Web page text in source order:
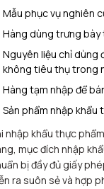
Mẫu phục vụ nghiên
Hàng dùng trưng bày
Nguyên liệu chỉ dùng
không tiêu thụ trong
Hàng tạm nhập để
Sản phẩm nhập khẩu
nhập khẩu thực
mục đích nhập
bị đầy đủ giấy
ra suôn sẻ và hợp